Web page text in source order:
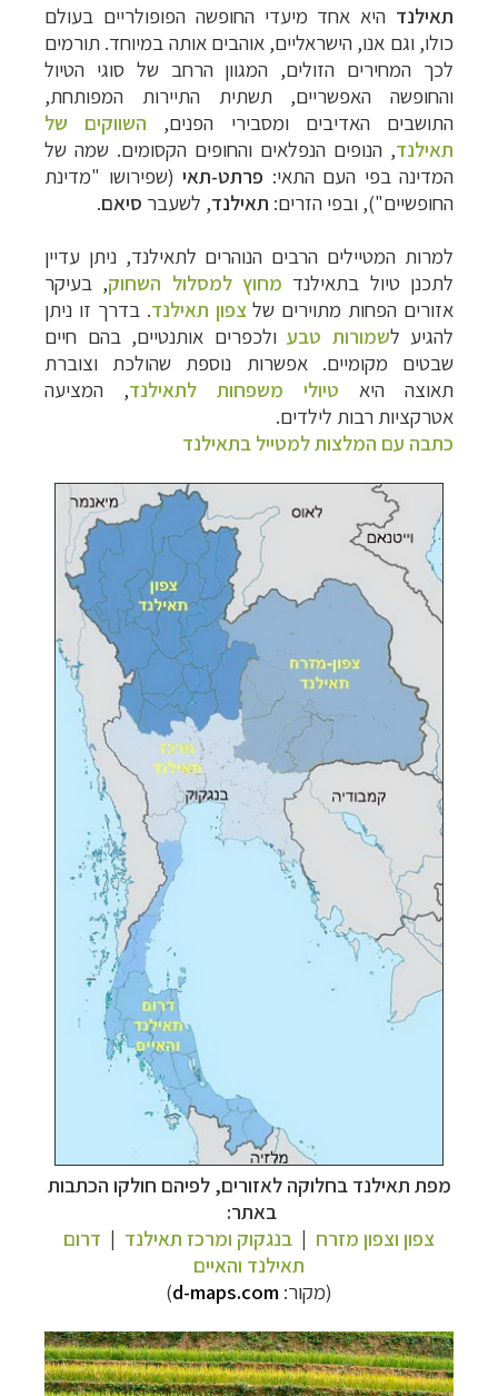
תאילנד היא אחד מיעדי החופשה הפופולריים בעולם
כולו, וגם אנו, הישראליים, אוהבים אותה במיוחד. תורמים
לכך המחירים הזולים, המגוון הרחב של סוגי הטיול
והחופשה האפשריים, תשתית התיירות המפותחת,
התושבים האדיבים ומסבירי הפנים, השווקים של
תאילנד, הנופים הנפלאים והחופים הקסומים. שמה של
המדינה בפי העם התאי: פרתט-תאי (שפירושו "מדינת
החופשיים"), ובפי הזרים: תאילנד, לשעבר סיאם.
למרות המטיילים הרבים הנוהרים לתאילנד, ניתן עדיין
לתכנן טיול בתאילנד מחוץ למסלול השחוק, בעיקר
אזורים הפחות מתוירים שלצפון תאילנד. בדרך זו ניתן
להגיע לשמורות טבע ולכפרים אותנטיים, בהם חיים
שבטים מקומיים.אפשרות נוספת שהולכת וצוברת
תאוצה היא טיולי משפחות לתאילנד, המציעה
אטרקציות רבות לילדים.
כתבה עם המלצות למטייל בתאילנד
מפת תאילנד בחלוקה לאזורים, לפיהם חולקו הכתבות
באתר:
צפון וצפון מזרח | בנגקוק ומרכז תאילנד | דרום
תאילנד והאיים
(מקור: d-maps.com
)